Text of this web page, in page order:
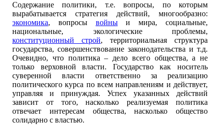
Содержание политики, т.е. вопросы, по которым
вырабатывается стратегия действий, многообразно:
экономика, вопросы войныи мира, социальные,
национальные, экологические проблемы,
конституционный строй, территориальная структура
государства, совершенствование законодательства и т.д.
Очевидно, что политика – дело всего общества, а не
только верховной власти. Государство как носитель
суверенной власти ответственно за реализацию
политического курса по всем направлениям и действует,
управляя и принуждая. Успех указанных действий
зависит от того, насколько реализуемая политика
отвечает интересам общества, насколько общество
солидарно с властью.